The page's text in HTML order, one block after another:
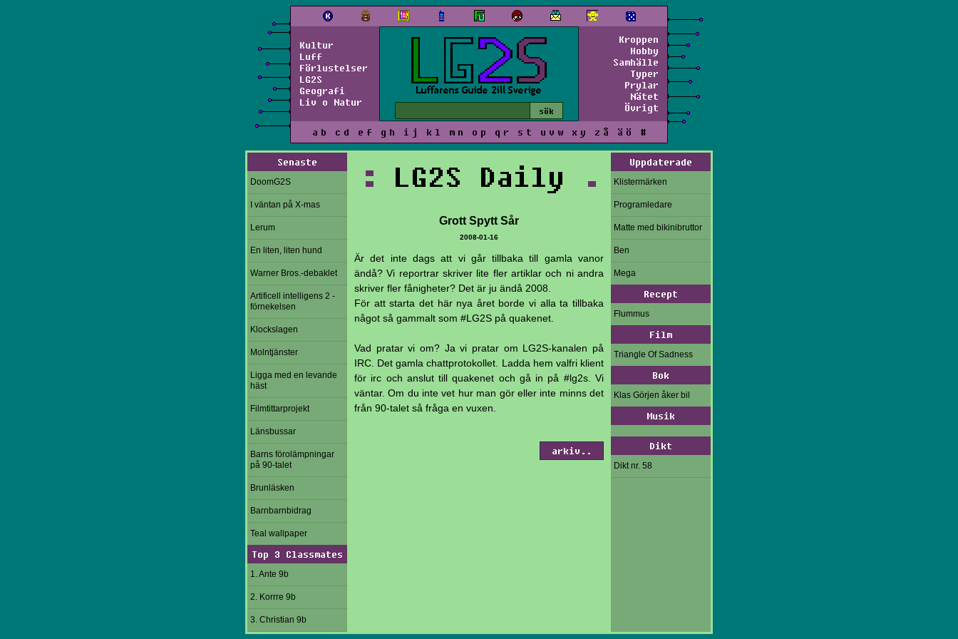
Kultur
Luff
Förlustelser
LG2S
Geografi
Liv o Natur
Kroppen
Hobby
Samhälle
Typer
Prylar
Nätet
Övrigt
a b c d e f g h i j k l m n o p q r s t u v w x y z å ä ö #
Senaste
DoomG2S
I väntan på X-mas
Lerum
En liten, liten hund
Warner Bros.-debaklet
Artificell intelligens 2 -
förnekelsen
Klockslagen
Molntjänster
Ligga med en levande
häst
Filmtittarprojekt
Länsbussar
Barns förolämpningar
på 90-talet
Brunläsken
Barnbarnbidrag
Teal wallpaper
Top 3 Classmates
1. Ante 9b
2. Korrre 9b
3. Christian 9b
: LG2S Daily .
Grott Spytt Sår
2008-01-16
Är det inte dags att vi går tillbaka till gamla vanor
ändå? Vi reportrar skriver lite fler artiklar och ni andra
skriver fler fånigheter? Det är ju ändå 2008.
För att starta det här nya året borde vi alla ta tillbaka
något så gammalt som #LG2S på quakenet.
Vad pratar vi om? Ja vi pratar om LG2S-kanalen på
IRC. Det gamla chattprotokollet. Ladda hem valfri klient
för irc och anslut till quakenet och gå in på #lg2s. Vi
väntar. Om du inte vet hur man gör eller inte minns det
från 90-talet så fråga en vuxen.
arkiv..
Uppdaterade
Klistermärken
Programledare
Matte med bikinibruttor
Ben
Mega
Recept
Flummus
Film
Triangle Of Sadness
Bok
Klas Görjen åker bil
Musik
Dikt
Dikt nr. 58